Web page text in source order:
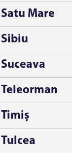
Satu Mare
Sibiu
Suceava
Teleorman
Timiș
Tulcea